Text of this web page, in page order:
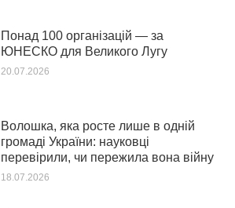
Понад 100 організацій — за
ЮНЕСКО для Великого Лугу
20.07.2026
Волошка, яка росте лише в одній
громаді України: науковці
перевірили, чи пережила вона війну
18.07.2026